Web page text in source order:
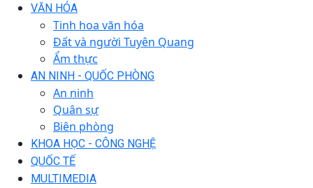
VĂN HÓA
Tinh hoa văn hóa
Đất và người Tuyên Quang
Ẩm thực
AN NINH - QUỐC PHÒNG
An ninh
Quân sự
Biên phòng
KHOA HỌC - CÔNG NGHỆ
QUỐC TẾ
MULTIMEDIA